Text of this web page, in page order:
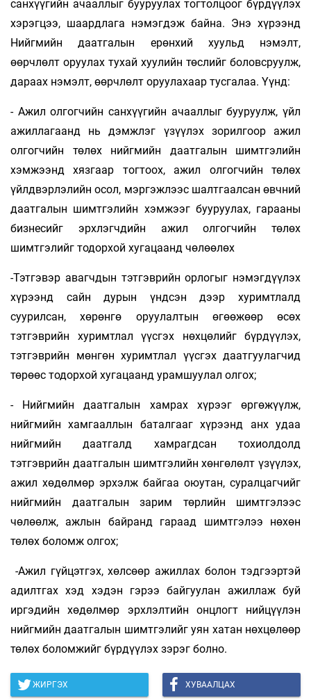
санхүүгийн ачааллыг бууруулах тогтолцоог бүрдүүлэх
хэрэгцээ, шаардлага нэмэгдэж байна. Энэ хүрээнд
Нийгмийн даатгалын ерөнхий хуульд нэмэлт,
өөрчлөлт оруулах тухай хуулийн төслийг боловсруулж,
дараах нэмэлт, өөрчлөлт оруулахаар тусгалаа. Үүнд:
- Ажил олгогчийн санхүүгийн ачааллыг бууруулж, үйл
ажиллагаанд нь дэмжлэг үзүүлэх зорилгоор ажил
олгогчийн төлөх нийгмийн даатгалын шимтгэлийн
хэмжээнд хязгаар тогтоох, ажил олгогчийн төлөх
үйлдвэрлэлийн осол, мэргэжлээс шалтгаалсан өвчний
даатгалын шимтгэлийн хэмжээг бууруулах, гарааны
бизнесийг эрхлэгчдийн ажил олгогчийн төлөх
шимтгэлийг тодорхой хугацаанд чөлөөлөх
-Тэтгэвэр авагчдын тэтгэврийн орлогыг нэмэгдүүлэх
хүрээнд сайн дурын үндсэн дээр хуримтлалд
суурилсан, хөрөнгө оруулалтын өгөөжөөр өсөх
тэтгэврийн хуримтлал үүсгэх нөхцөлийг бүрдүүлэх,
тэтгэврийн мөнгөн хуримтлал үүсгэх даатгуулагчид
төрөөс тодорхой хугацаанд урамшуулал олгох;
- Нийгмийн даатгалын хамрах хүрээг өргөжүүлж,
нийгмийн хамгааллын баталгааг хүрээнд анх удаа
нийгмийн даатгалд хамрагдсан тохиолдолд
тэтгэврийн даатгалын шимтгэлийн хөнгөлөлт үзүүлэх,
ажил хөдөлмөр эрхэлж байгаа оюутан, суралцагчийг
нийгмийн даатгалын зарим төрлийн шимтгэлээс
чөлөөлж, ажлын байранд гараад шимтгэлээ нөхөн
төлөх боломж олгох;
-Ажил гүйцэтгэх, хөлсөөр ажиллах болон тэдгээртэй
адилтгах хэд хэдэн гэрээ байгуулан ажиллаж буй
иргэдийн хөдөлмөр эрхлэлтийн онцлогт нийцүүлэн
нийгмийн даатгалын шимтгэлийг уян хатан нөхцөлөөр
төлөх боломжийг бүрдүүлэх зэрэг болно.
ЖИРГЭХ ХУВААЛЦАХ